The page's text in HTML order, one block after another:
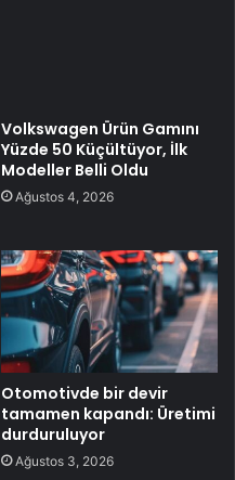
Volkswagen Ürün Gamını
Yüzde 50 Küçültüyor, İlk
Modeller Belli Oldu
Ağustos 4, 2026
Otomotivde bir devir
tamamen kapandı: Üretimi
durduruluyor
Ağustos 3, 2026